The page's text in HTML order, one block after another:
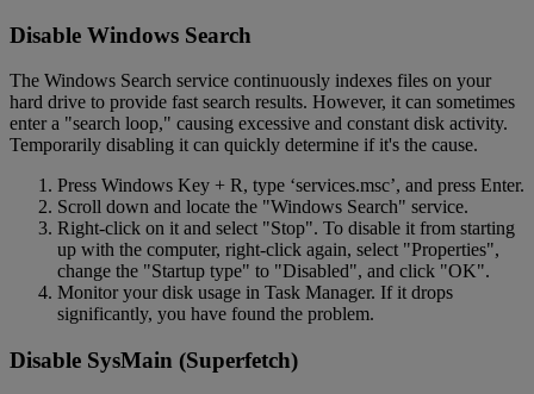
Disable Windows Search
The Windows Search service continuously indexes files on your
hard drive to provide fast search results. However, it can sometimes
enter a "search loop," causing excessive and constant disk activity.
Temporarily disabling it can quickly determine if it's the cause.
Press Windows Key + R, type ‘services.msc’, and press Enter.
Scroll down and locate the "Windows Search" service.
Right-click on it and select "Stop". To disable it from starting
up with the computer, right-click again, select "Properties",
change the "Startup type" to "Disabled", and click "OK".
Monitor your disk usage in Task Manager. If it drops
significantly, you have found the problem.
Disable SysMain (Superfetch)